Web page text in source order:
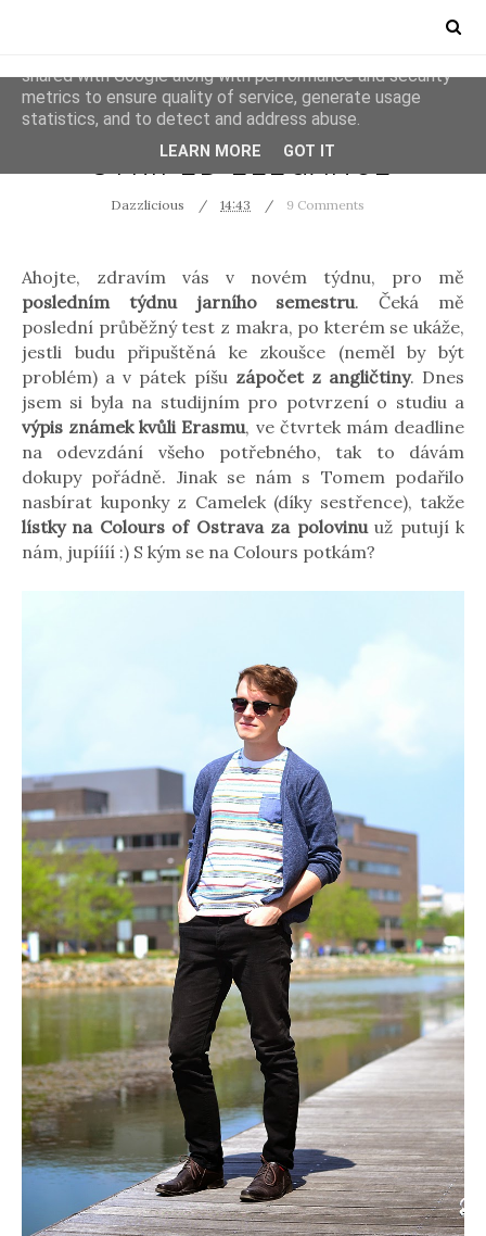
BOYFRIEND BRNO
STRIPED ELEGANCE
Dazzlicious 14:43 9 Comments
Ahojte, zdravím vás v novém týdnu, pro mě
posledním týdnu jarního semestru. Čeká mě
poslední průběžný test z makra, po kterém se ukáže,
jestli budu připuštěná ke zkoušce (neměl by být
problém) a v pátek píšu zápočet z angličtiny. Dnes
jsem si byla na studijním pro potvrzení o studiu a
výpis známek kvůli Erasmu, ve čtvrtek mám deadline
na odevzdání všeho potřebného, tak to dávám
dokupy pořádně. Jinak se nám s Tomem podařilo
nasbírat kuponky z Camelek (díky sestřence), takže
lístky na Colours of Ostrava za polovinuuž putují k
nám, jupíííí :) S kým se na Colours potkám?
This site uses cookies from Google to deliver its services
shared with Google along with performance and security
metrics to ensure quality of service, generate usage
statistics, and to detect and address abuse.
LEARN MORE GOT IT